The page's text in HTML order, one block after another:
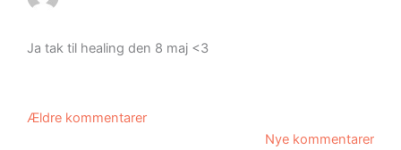
Ja tak til healing den 8 maj <3
Ældre kommentarer
Nye kommentarer